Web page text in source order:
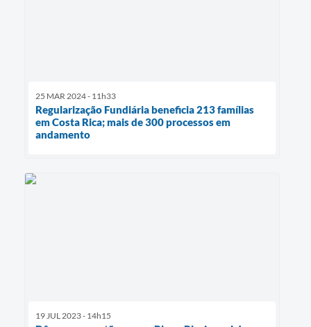
25 MAR 2024 - 11h33
Regularização Fundiária beneficia 213 famílias
em Costa Rica; mais de 300 processos em
andamento
19 JUL 2023 - 14h15